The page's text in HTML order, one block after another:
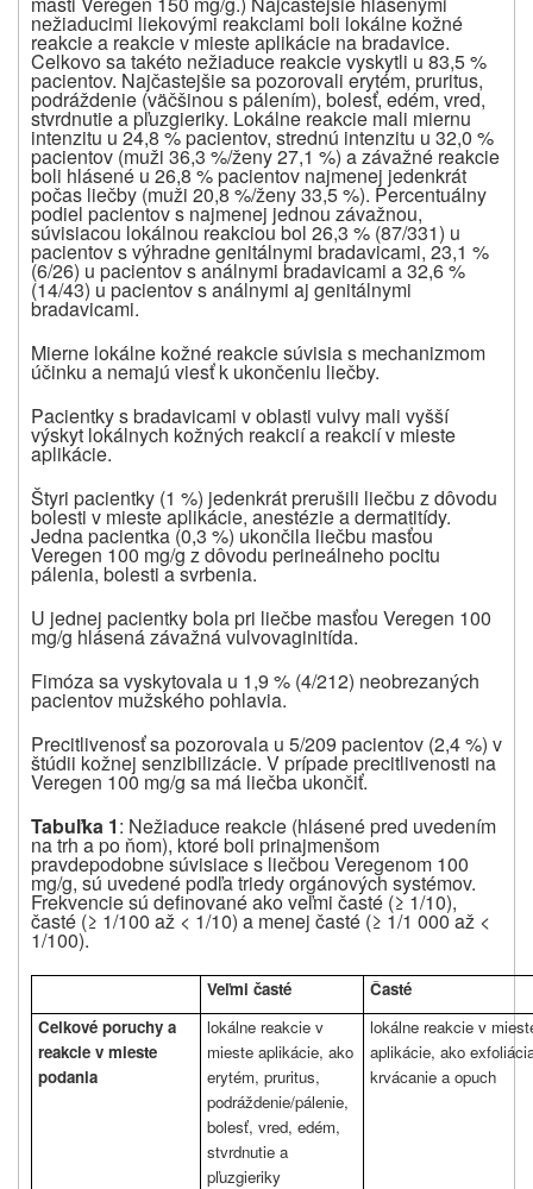
nežiaducimi liekovými reakciami boli lokálne kožné
reakcie a reakcie v mieste aplikácie na bradavice.
Celkovo sa takéto nežiaduce reakcie vyskytli u 83,5 %
pacientov. Najčastejšie sa pozorovali erytém, pruritus,
podráždenie (väčšinou s pálením), bolesť, edém, vred,
stvrdnutie a pľuzgieriky. Lokálne reakcie mali miernu
intenzitu u 24,8 % pacientov, strednú intenzitu u 32,0 %
pacientov (muži 36,3 %/ženy 27,1 %) a závažné reakcie
boli hlásené u 26,8 % pacientov najmenej jedenkrát
počas liečby (muži 20,8 %/ženy 33,5 %). Percentuálny
podiel pacientov s najmenej jednou závažnou,
súvisiacou lokálnou reakciou bol 26,3 % (87/331) u
pacientov s výhradne genitálnymi bradavicami, 23,1 %
(6/26) u pacientov s análnymi bradavicami a 32,6 %
(14/43) u pacientov s análnymi aj genitálnymi
bradavicami.
Mierne lokálne kožné reakcie súvisia s mechanizmom
účinku a nemajú viesť k ukončeniu liečby.
Pacientky s bradavicami v oblasti vulvy mali vyšší
výskyt lokálnych kožných reakcií a reakcií v mieste
aplikácie.
Štyri pacientky (1 %) jedenkrát prerušili liečbu z dôvodu
bolesti v mieste aplikácie, anestézie a dermatitídy.
Jedna pacientka (0,3 %) ukončila liečbu masťou
Veregen 100 mg/g z dôvodu perineálneho pocitu
pálenia, bolesti a svrbenia.
U jednej pacientky bola pri liečbe masťou Veregen 100
mg/g hlásená závažná vulvovaginitída.
Fimóza sa vyskytovala u 1,9 % (4/212) neobrezaných
pacientov mužského pohlavia.
Precitlivenosť sa pozorovala u 5/209 pacientov (2,4 %) v
štúdii kožnej senzibilizácie. V prípade precitlivenosti na
Veregen 100 mg/g sa má liečba ukončiť.
Tabuľka 1: Nežiaduce reakcie (hlásené pred uvedením
na trh a po ňom), ktoré boli prinajmenšom
pravdepodobne súvisiace s liečbou Veregenom 100
mg/g, sú uvedené podľa triedy orgánových systémov.
Frekvencie sú definované ako veľmi časté (≥ 1/10),
časté (≥ 1/100 až < 1/10) a menej časté (≥ 1/1 000 až <
1/100).
Veľmi časté
Časté
Celkové poruchy a
reakcie v mieste
podania
lokálne reakcie v
mieste aplikácie, ako
erytém, pruritus,
podráždenie/pálenie,
bolesť, vred, edém,
stvrdnutie a
pľuzgieriky
lokálne reakcie v
aplikácie, ako
krvácanie a opuch